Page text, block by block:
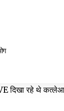
दिखा रहे थे